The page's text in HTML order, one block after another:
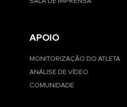
APOIO
MONITORIZAÇÃO DO ATLETA
ANÁLISE DE VÍDEO
COMUNIDADE